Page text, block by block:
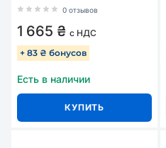
0 отзывов
1 665 ₴ с НДС
+ 83 ₴ бонусов
Есть в наличии
КУПИТЬ